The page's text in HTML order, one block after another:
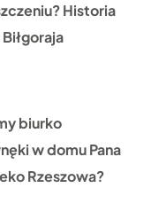
Historia
biurko
w domu Pana
Rzeszowa?